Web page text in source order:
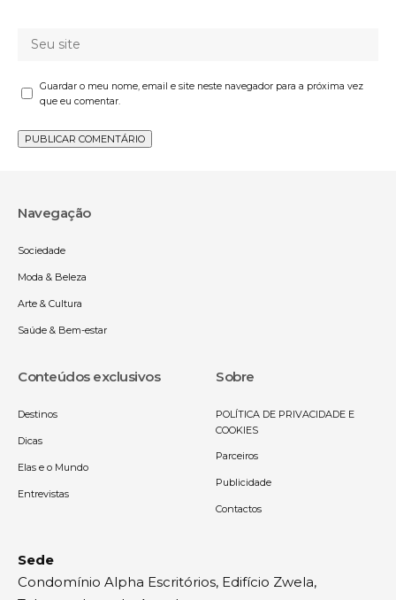
Guardar o meu nome, email e site neste navegador para a próxima vez
que eu comentar.
Navegação
Sociedade
Moda & Beleza
Arte & Cultura
Saúde & Bem-estar
Conteúdos exclusivos
Destinos
Dicas
Elas e o Mundo
Entrevistas
Sobre
POLÍTICA DE PRIVACIDADE E
COOKIES
Parceiros
Publicidade
Contactos
Sede
Condomínio Alpha Escritórios, Edifício Zwela,